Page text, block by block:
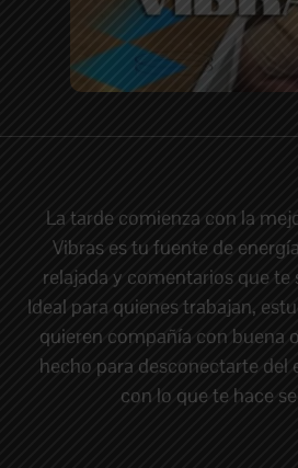
La tarde comienza con la
Vibras es tu fuente de
relajada y comentarios que te
Ideal para quienes trabajan,
quieren compañía con buena
hecho para desconectarte del
con lo que te hace